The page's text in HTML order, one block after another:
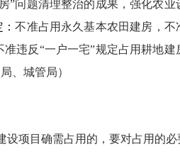
”问题清理整治的成果，强化农
：不准占用永久基本农田建房，
违反“一户一宅”规定占用耕地
、城管局）
项目确需占用的，要对占用的